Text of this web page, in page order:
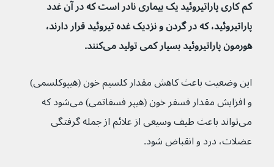
کم کاری پاراتیروئید یک بیماری نادر است که در آن غدد
پاراتیروئید، که در گردن و نزدیک غده تیروئید قرار دارند،
هورمون پاراتیروئید بسیار کمی تولید می‌کنند.
این وضعیت باعث کاهش مقدار کلسیم خون (هیپوکلسمی)
و افزایش مقدار فسفر خون (هیپر فسفاتمی) می‌شود که
می‌تواند باعث طیف وسیعی از علائم از جمله گرفتگی
عضلات، درد و انقباض شود.